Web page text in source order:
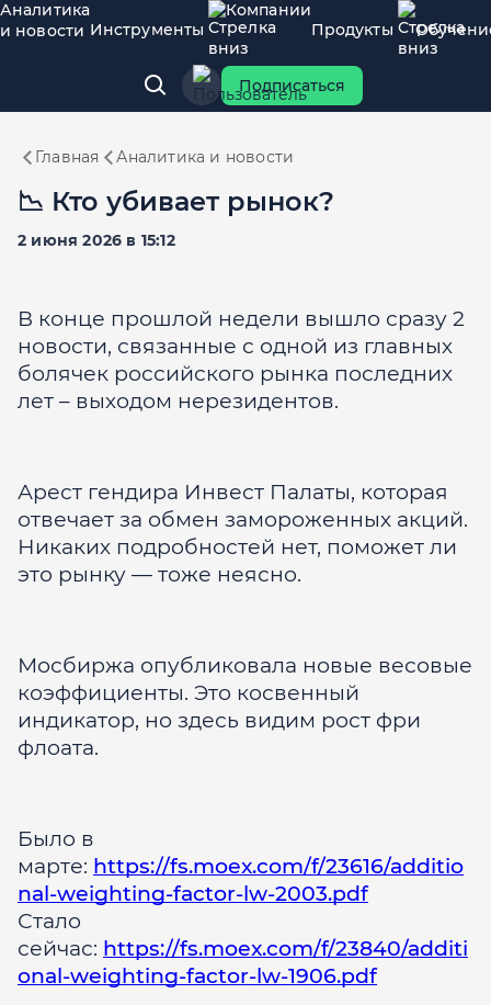
Аналитика
и новости Инструменты
Компании
Продукты
Подписаться
Главная Аналитика и новости
📉 Кто убивает рынок?
2 июня 2026 в 15:12
В конце прошлой недели вышло сразу 2
новости, связанные с одной из главных
болячек российского рынка последних
лет – выходом нерезидентов.
Арест гендира Инвест Палаты, которая
отвечает за обмен замороженных акций.
Никаких подробностей нет, поможет ли
это рынку — тоже неясно.
Мосбиржа опубликовала новые весовые
коэффициенты. Это косвенный
индикатор, но здесь видим рост фри
флоата.
Было в
марте: https://fs.moex.com/f/23616/additio
nal-weighting-factor-lw-2003.pdf
Стало
сейчас: https://fs.moex.com/f/23840/additi
onal-weighting-factor-lw-1906.pdf